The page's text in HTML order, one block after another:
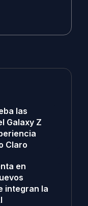
las
Galaxy Z
Claro
en
integran la